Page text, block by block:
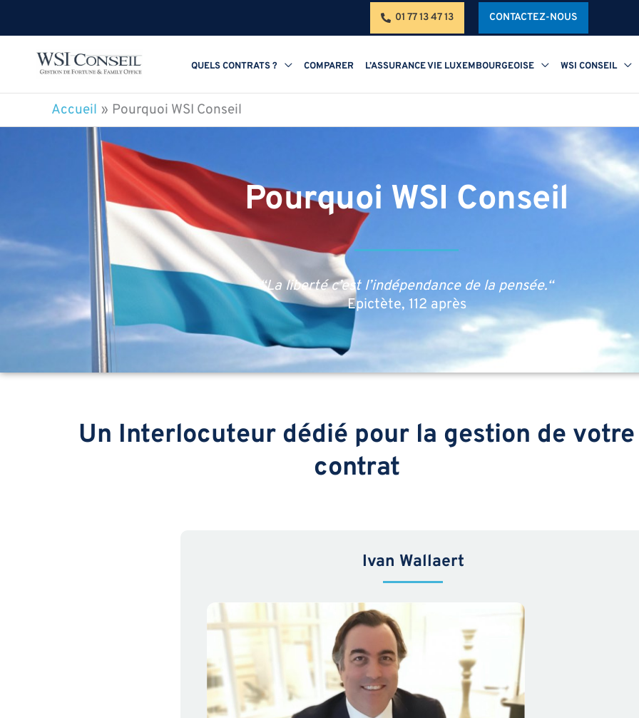
01 77 13 47 13 CONTACTEZ-NOUS
QUELS CONTRATS ? COMPARER L’ASSURANCE VIE LUXEMBOURGEOISE WSI CONSEIL
Accueil Pourquoi WSI Conseil
Pourquoi WSI Conseil
“La liberté c’est l’indépendance de la pensée.“
Epictète, 112 après
Un Interlocuteur dédié pour la gestion de votre
contrat
Ivan Wallaert